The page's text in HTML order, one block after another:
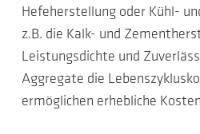
Hefeherstellung oder Kühl-
z.B. die Kalk- und
Leistungsdichte und
Aggregate die
ermöglichen erhebliche